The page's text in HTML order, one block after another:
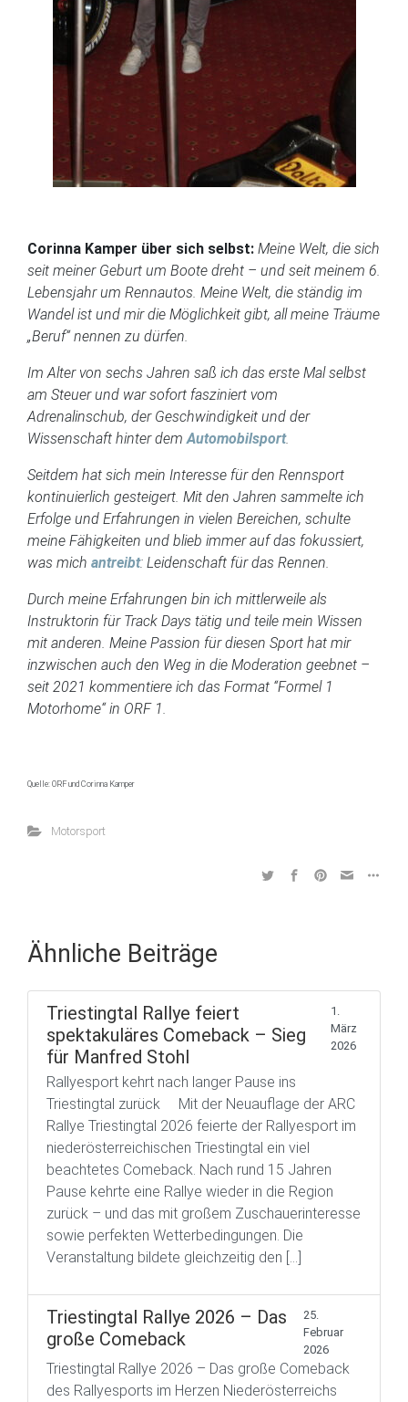
Corinna Kamper über sich selbst: Meine Welt, die sich
seit meiner Geburt um Boote dreht – und seit meinem 6.
Lebensjahr um Rennautos. Meine Welt, die ständig im
Wandel ist und mir die Möglichkeit gibt, all meine Träume
„Beruf“ nennen zu dürfen.
Im Alter von sechs Jahren saß ich das erste Mal selbst
am Steuer und war sofort fasziniert vom
Adrenalinschub, der Geschwindigkeit und der
Wissenschaft hinter dem Automobilsport.
Seitdem hat sich mein Interesse für den Rennsport
kontinuierlich gesteigert. Mit den Jahren sammelte ich
Erfolge und Erfahrungen in vielen Bereichen, schulte
meine Fähigkeiten und blieb immer auf das fokussiert,
was mich antreibt: Leidenschaft für das Rennen.
Durch meine Erfahrungen bin ich mittlerweile als
Instruktorin für Track Days tätig und teile mein Wissen
mit anderen. Meine Passion für diesen Sport hat mir
inzwischen auch den Weg in die Moderation geebnet –
seit 2021 kommentiere ich das Format “Formel 1
Motorhome“ in ORF 1.
Quelle: ORF und Corinna Kamper
Motorsport
Ähnliche Beiträge
Triestingtal Rallye feiert
spektakuläres Comeback – Sieg
für Manfred Stohl
1.
März
2026
Rallyesport kehrt nach langer Pause ins
Triestingtal zurück Mit der Neuauflage der ARC
Rallye Triestingtal 2026 feierte der Rallyesport im
niederösterreichischen Triestingtal ein viel
beachtetes Comeback. Nach rund 15 Jahren
Pause kehrte eine Rallye wieder in die Region
zurück – und das mit großem Zuschauerinteresse
sowie perfekten Wetterbedingungen. Die
Veranstaltung bildete gleichzeitig den […]
Triestingtal Rallye 2026 – Das
große Comeback
25.
Februar
2026
Triestingtal Rallye 2026 – Das große Comeback
des Rallyesports im Herzen Niederösterreichs